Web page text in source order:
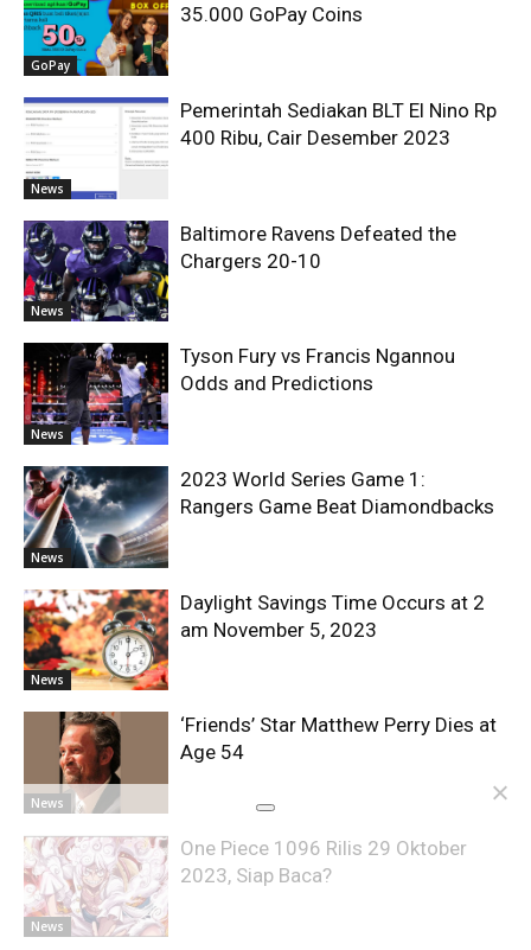
GoPay
35.000 GoPay Coins
News
Pemerintah Sediakan BLT El Nino Rp
400 Ribu, Cair Desember 2023
News
Baltimore Ravens Defeated the
Chargers 20-10
News
Tyson Fury vs Francis Ngannou
Odds and Predictions
News
2023 World Series Game 1:
Rangers Game Beat Diamondbacks
News
Daylight Savings Time Occurs at 2
am November 5, 2023
News
‘Friends’ Star Matthew Perry Dies at
Age 54
News
One Piece 1096 Rilis 29 Oktober
2023, Siap Baca?